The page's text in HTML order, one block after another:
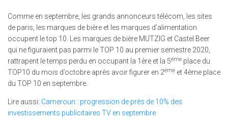
Comme en septembre, les grands annonceurs télécom, les sites
de paris, les marques de bière et les marques d’alimentation
occupent le top 10. Les marques de bière MUTZIG et Castel Beer
qui ne figuraient pas parmi le TOP 10 au premier semestre 2020,
rattrapent le temps perdu en occupant la 1ère et la 5ème place du
TOP10 du mois d’octobre après avoir figurer en 2ème et 4ème place
du TOP 10 en septembre.
Lire aussi: Cameroun : progression de près de 10% des
investissements publicitaires TV en septembre